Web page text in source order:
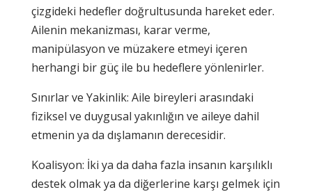
çizgideki hedefler doğrultusunda hareket eder.
Ailenin mekanizması, karar verme,
manipülasyon ve müzakere etmeyi içeren
herhangi bir güç ile bu hedeflere yönlenirler.
Sınırlar ve Yakinlik: Aile bireyleri arasındaki
fiziksel ve duygusal yakınlığın ve aileye dahil
etmenin ya da dışlamanın derecesidir.
Koalisyon: İki ya da daha fazla insanın karşılıklı
destek olmak ya da diğerlerine karşı gelmek için